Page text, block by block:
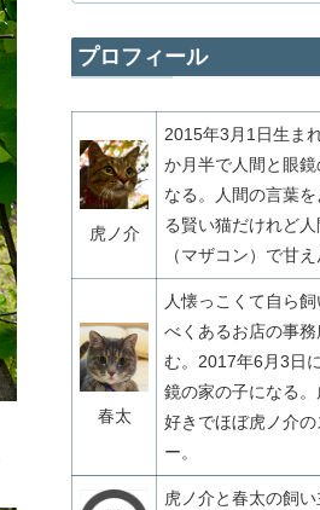
プロフィール
虎ノ介
2015年3月1日生ま
か月半で人間と眼鏡
なる。人間の言葉
る賢い猫だけれど人
（マザコン）で甘え
春太
人懐っこくて自ら
べくあるお店の事
む。2017年6月3日
鏡の家の子になる
好きでほぼ虎ノ介の
ー。
虎ノ介と春太の飼い